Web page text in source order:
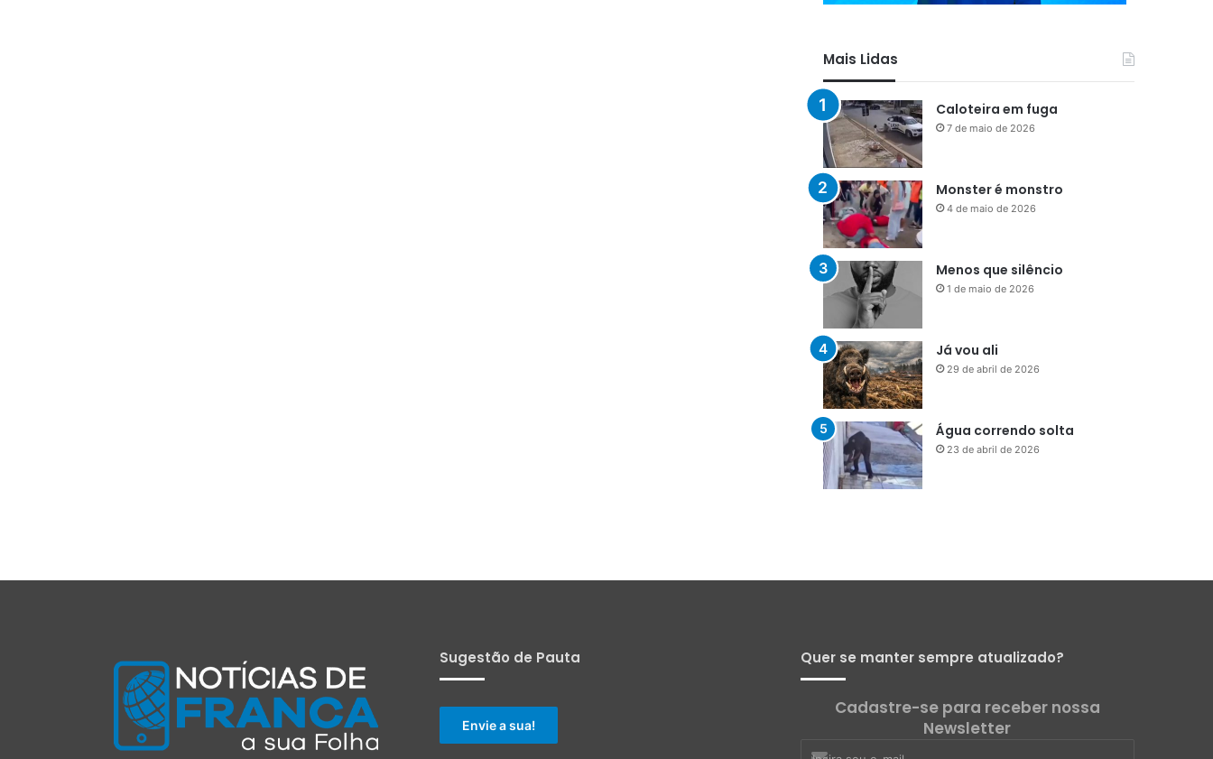
Mais Lidas
Caloteira em fuga
7 de maio de 2026
Monster é monstro
4 de maio de 2026
Menos que silêncio
1 de maio de 2026
Já vou ali
29 de abril de 2026
Água correndo solta
23 de abril de 2026
Sugestão de Pauta
Envie a sua!
Quer se manter sempre atualizado?
Cadastre-se para receber nossa
Newsletter